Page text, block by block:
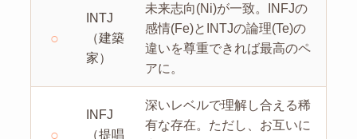
○
INTJ
（建築
家）
未来志向(Ni)が一致。INFJの
感情(Fe)とINTJの論理(Te)の
違いを尊重できれば最高のペ
アに。
○
INFJ
（提唱
深いレベルで理解し合える稀
有な存在。ただし、お互いに